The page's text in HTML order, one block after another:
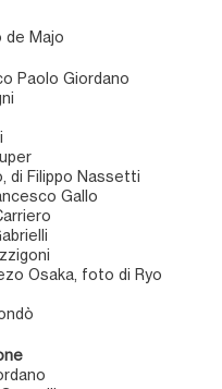
de Majo
Paolo Giordano
di Filippo Nassetti
Gallo
Osaka, foto di Ryo